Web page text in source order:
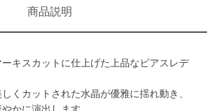
商品説明
キスカットに仕上げた上品なピアスレデ
くカットされた水晶が優雅に揺れ動き、